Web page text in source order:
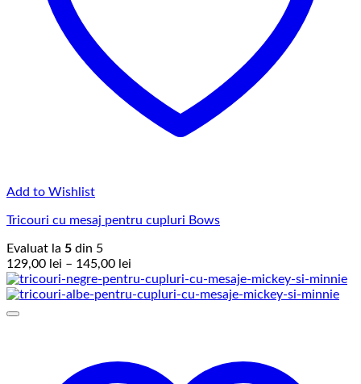
Add to Wishlist
Tricouri cu mesaj pentru cupluri Bows
Evaluat la 5 din 5
129,00 lei – 145,00 lei
de
prețuri: